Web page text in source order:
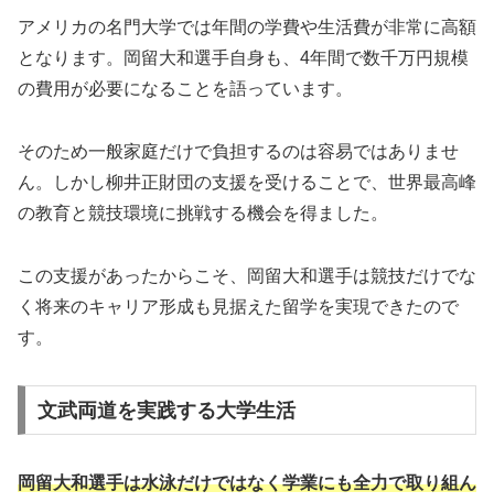
アメリカの名門大学では年間の学費や生活費が非常に高額
となります。岡留大和選手自身も、4年間で数千万円規模
の費用が必要になることを語っています。
そのため一般家庭だけで負担するのは容易ではありませ
ん。しかし柳井正財団の支援を受けることで、世界最高峰
の教育と競技環境に挑戦する機会を得ました。
この支援があったからこそ、岡留大和選手は競技だけでな
く将来のキャリア形成も見据えた留学を実現できたので
す。
文武両道を実践する大学生活
岡留大和選手は水泳だけではなく学業にも全力で取り組ん